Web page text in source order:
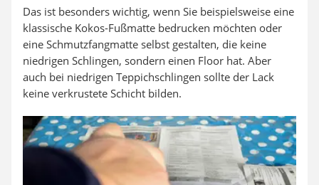
Das ist besonders wichtig, wenn Sie beispielsweise eine
klassische Kokos-Fußmatte bedrucken möchten oder
eine Schmutzfangmatte selbst gestalten, die keine
niedrigen Schlingen, sondern einen Floor hat. Aber
auch bei niedrigen Teppichschlingen sollte der Lack
keine verkrustete Schicht bilden.